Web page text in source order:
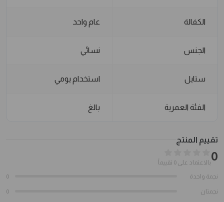
الكفالة عام واحد
الجنس نسائي
ستايل استخدام يومي
الفئة العمرية بالغ
تقييم المنتج
0بالاعتماد على 0 تقييماً
نجمة واحدة
0
نجمتان 0